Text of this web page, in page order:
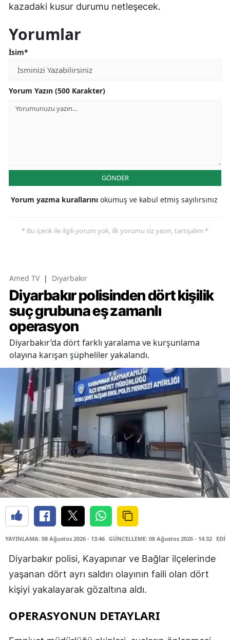
kazadaki kusur durumu netleşecek.
Yorumlar
İsim*
Yorum Yazın (500 Karakter)
GÖNDER
Yorum yazma kurallarını okumuş ve kabul etmiş sayılırsınız
* Bu içerik ile ilgili yorum yok, ilk yorumu siz yazın, tartışalım *
Amed TV | Diyarbakır
Diyarbakır polisinden dört kişilik
suç grubuna eş zamanlı
operasyon
Diyarbakır’da dört farklı yaralama ve kurşunlama
olayına karışan şüpheliler yakalandı.
YAYINLAMA: 08 Ağustos 2026 - 13:46 GÜNCELLEME: 08 Ağustos 2026 - 14:32
Diyarbakır polisi, Kayapınar ve Bağlar ilçelerinde
yaşanan dört ayrı saldırı olayının faili olan dört
kişiyi yakalayarak gözaltına aldı.
OPERASYONUN DETAYLARI